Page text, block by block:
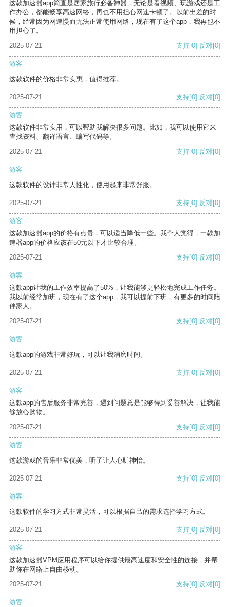
这款加速器app简直是居家旅行必备神器，无论是看视频、玩游戏还是工
作办公，都能畅享高速网络，再也不用担心网速卡顿了。以前出差的时
候，经常因为网速慢而无法正常使用网络，现在有了这个app，我再也不
用担心了。
2025-07-21
支持[0] 反对[0]
游客
这款软件的价格非常实惠，值得推荐。
2025-07-21 支持[0] 反对[0]
游客
这款软件非常实用，可以帮助我解决很多问题。比如，我可以使用它来
查找资料、翻译语言、编写代码等。
2025-07-21
支持[0] 反对[0]
游客
这款软件的设计非常人性化，使用起来非常舒服。
2025-07-21 支持[0] 反对[0]
游客
这款加速器app的价格有点贵，可以适当降低一些。我个人觉得，一款加
速器app的价格应该在50元以下才比较合理。
2025-07-21
支持[0] 反对[0]
游客
这款app让我的工作效率提高了50%，让我能够更轻松地完成工作任务。
我以前经常加班，现在有了这个app，我可以提前下班，有更多的时间陪
伴家人。
2025-07-21
支持[0] 反对[0]
游客
这款app的游戏非常好玩，可以让我消磨时间。
2025-07-21 支持[0] 反对[0]
游客
这款app的售后服务非常完善，遇到问题总是能够得到妥善解决，让我能
够放心购物。
2025-07-21
支持[0] 反对[0]
游客
这款游戏的音乐非常优美，听了让人心旷神怡。
2025-07-21 支持[0] 反对[0]
游客
这款软件的学习方式非常灵活，可以根据自己的需求选择学习方式。
2025-07-21 支持[0] 反对[0]
游客
这款加速器VPM应用程序可以给你提供最高速度和安全性的连接，并帮
助你在网络上自由移动。
2025-07-21
支持[0] 反对[0]
游客